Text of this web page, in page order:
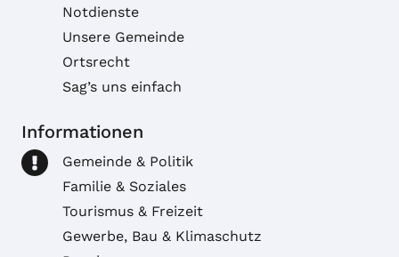
Notdienste
Unsere Gemeinde
Ortsrecht
Sag’s uns einfach
Informationen
Gemeinde & Politik
Familie & Soziales
Tourismus & Freizeit
Gewerbe, Bau & Klimaschutz